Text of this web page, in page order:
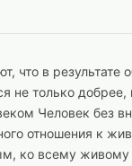
что в
не только
Человек без
отношения к
ко всему живому